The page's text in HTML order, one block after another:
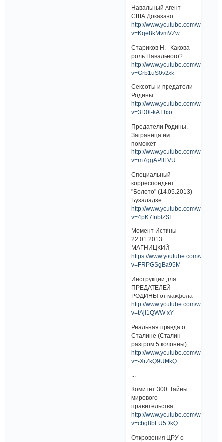
Навальный Агент
США Доказано
http://www.youtube.com/watch?
v=Kqe8kMvmVZw
Стариков Н. - Какова
роль Навального?
http://www.youtube.com/watch?
v=Grb1uS0v2xk
Сексоты и предатели
Родины...
http://www.youtube.com/watch?
v=3D0l-kATToo
Предатели Родины.
Заграница им
поможет
http://www.youtube.com/watch?
v=m7ggAPllFVU
Специальный
корреспондент.
"Болото" (14.05.2013)
Бузаладзе..
http://www.youtube.com/watch?
v=4pK7fnbIZSI
Момент Истины -
22.01.2013
МАГНИЦКИЙ
https://www.youtube.com/watch?
v=FRPGSgBa95M
Инструкции для
ПРЕДАТЕЛЕЙ
РОДИНЫ от макфола
http://www.youtube.com/watch?
v=tAjI1QWW-xY
Реальная правда о
Сталине (Сталин
разгром 5 колонны)
http://www.youtube.com/watch?
v=-XrZkQ9UMkQ
Комитет 300. Тайны
мирового
правительства
http://www.youtube.com/watch?
v=cbg8bLU5DkQ
Откровения ЦРУ о